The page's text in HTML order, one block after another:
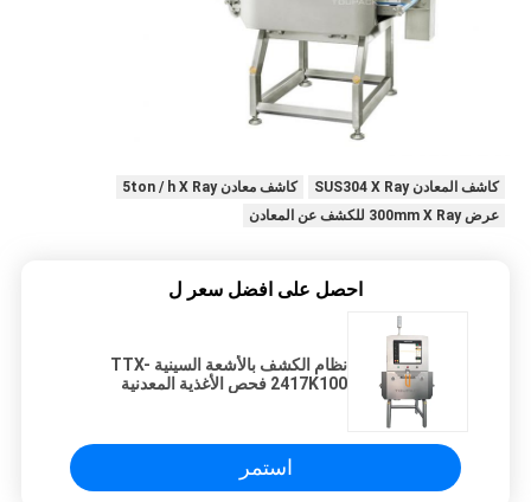
كاشف المعادن SUS304 X Ray
كاشف معادن 5ton / h X Ray
عرض 300mm X Ray للكشف عن المعادن
احصل على افضل سعر ل
نظام الكشف بالأشعة السينية TTX-
2417K100 فحص الأغذية المعدنية
استمر